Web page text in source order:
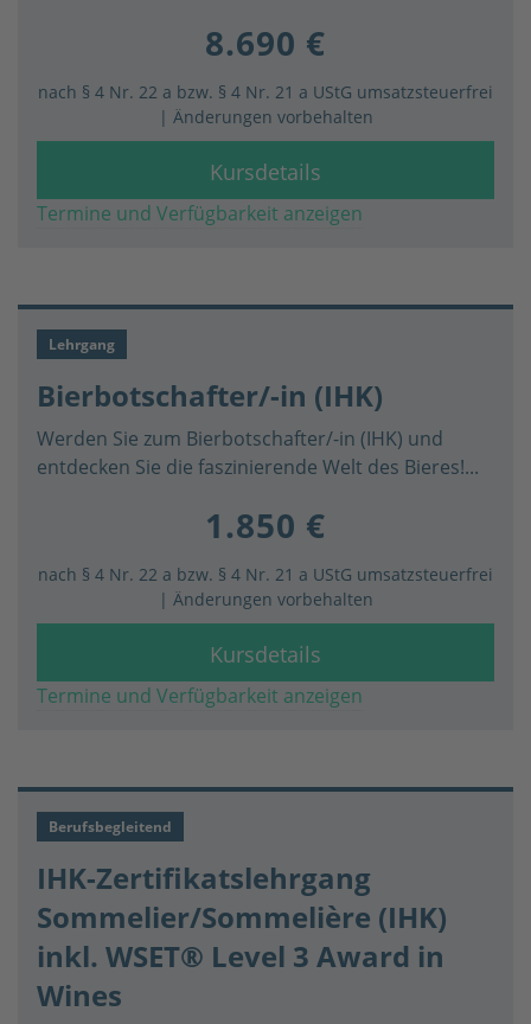
8.690 €
nach § 4 Nr. 22 a bzw. § 4 Nr. 21 a UStG umsatzsteuerfrei
| Änderungen vorbehalten
Kursdetails
Termine und Verfügbarkeit anzeigen
Lehrgang
Bierbotschafter/-in (IHK)
Werden Sie zum Bierbotschafter/-in (IHK) und
entdecken Sie die faszinierende Welt des Bieres!...
1.850 €
nach § 4 Nr. 22 a bzw. § 4 Nr. 21 a UStG umsatzsteuerfrei
| Änderungen vorbehalten
Kursdetails
Termine und Verfügbarkeit anzeigen
Berufsbegleitend
IHK-Zertifikatslehrgang
Sommelier/Sommelière (IHK)
inkl. WSET® Level 3 Award in
Wines